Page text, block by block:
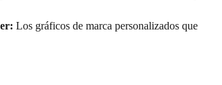
Los gráficos de marca personalizados que